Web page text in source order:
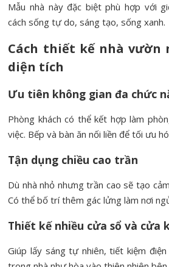
Mẫu nhà này đặc biệt phù hợp với
cách sống tự do, sáng tạo, sống xanh.
Cách thiết kế nhà vườn
diện tích
Ưu tiên không gian đa chức
Phòng khách có thể kết hợp làm
việc. Bếp và bàn ăn nối liền để tối ưu
Tận dụng chiều cao trần
Dù nhà nhỏ nhưng trần cao sẽ tạo
Có thể bố trí thêm gác lửng làm nơi
Thiết kế nhiều cửa sổ và cửa
Giúp lấy sáng tự nhiên, tiết kiệm